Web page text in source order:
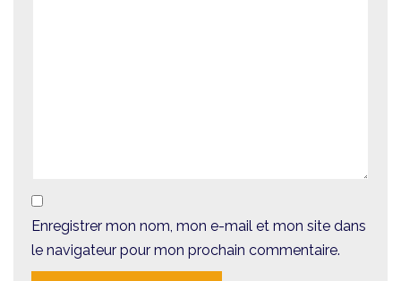
Enregistrer mon nom, mon e-mail et mon site dans
le navigateur pour mon prochain commentaire.